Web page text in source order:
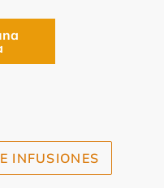
INFUSIONES